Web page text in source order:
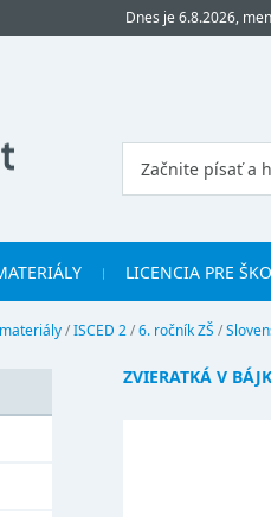
Dnes je 6.8.2026,
LICENCIA PRE
/ISCED 2/6. ročník ZŠ /
ZVIERATKÁ V